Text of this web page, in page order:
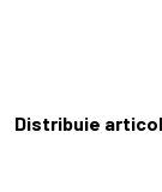
Distribuie